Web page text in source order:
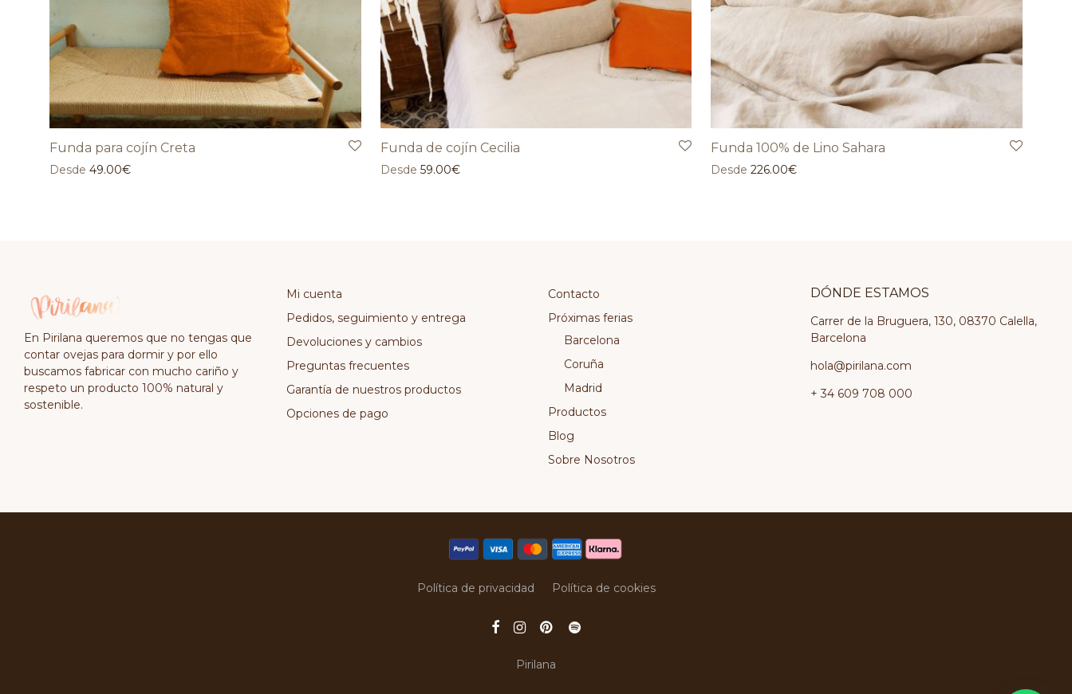
Funda para cojín Creta
Desde 49.00€
Funda de cojín Cecilia
Desde 59.00€
Funda 100% de Lino Sahara
Desde 226.00€
En Pirilana queremos que no tengas que
contar ovejas para dormir y por ello
buscamos fabricar con mucho cariño y
respeto un producto 100% natural y
sostenible.
Mi cuenta
Pedidos, seguimiento y entrega
Devoluciones y cambios
Preguntas frecuentes
Garantía de nuestros productos
Opciones de pago
Contacto
Próximas ferias
Barcelona
Coruña
Madrid
Productos
Blog
Sobre Nosotros
DÓNDE ESTAMOS
Carrer de la Bruguera, 130, 08370 Calella,
Barcelona
hola@pirilana.com
+ 34 609 708 000
Política de privacidad Política de cookies
Pirilana